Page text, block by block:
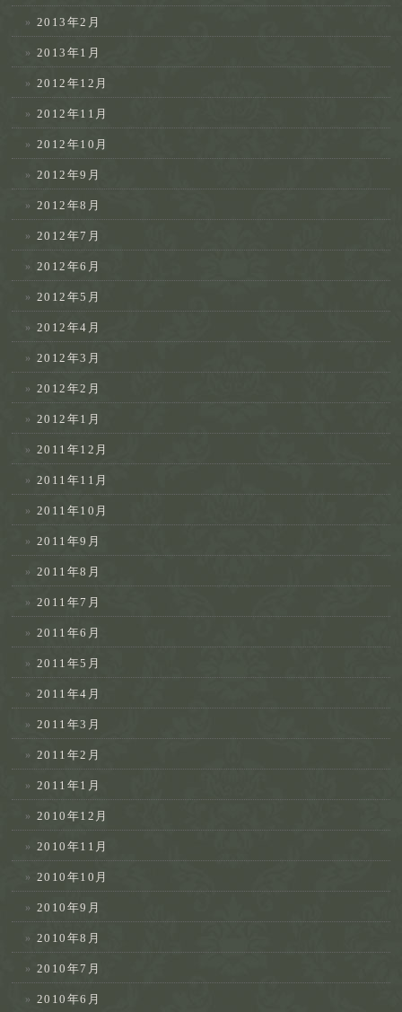
2013年2月
2013年1月
2012年12月
2012年11月
2012年10月
2012年9月
2012年8月
2012年7月
2012年6月
2012年5月
2012年4月
2012年3月
2012年2月
2012年1月
2011年12月
2011年11月
2011年10月
2011年9月
2011年8月
2011年7月
2011年6月
2011年5月
2011年4月
2011年3月
2011年2月
2011年1月
2010年12月
2010年11月
2010年10月
2010年9月
2010年8月
2010年7月
2010年6月